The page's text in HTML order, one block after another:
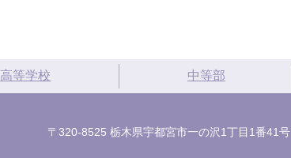
高等学校 中等部
〒320-8525 栃木県宇都宮市一の沢1丁目1番41号